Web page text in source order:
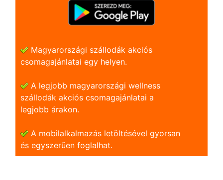
Magyarországi szállodák akciós
csomagajánlatai egy helyen.
A legjobb magyarországi wellness
szállodák akciós csomagajánlatai a
legjobb árakon.
A mobilalkalmazás letöltésével gyorsan
és egyszerũen foglalhat.